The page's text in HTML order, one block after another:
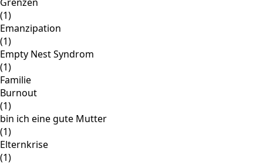
(1)
Emanzipation
(1)
Empty Nest Syndrom
(1)
Familie
Burnout
(1)
bin ich eine gute Mutter
(1)
Elternkrise
(1)